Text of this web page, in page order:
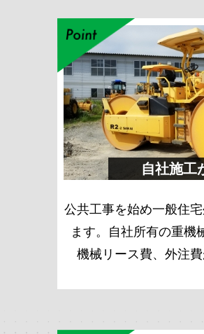
自社施工
公共工事を始め一般住
ます。自社所有の重機
機械リース費、外注費